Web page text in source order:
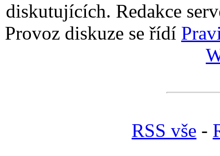
diskutujících. Redakce
Provoz diskuze se řídí
RSS vše -